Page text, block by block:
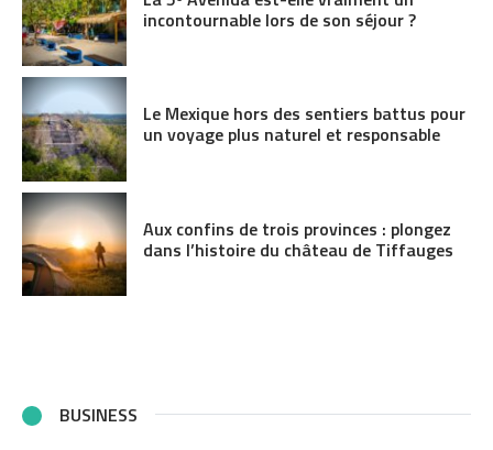
incontournable lors de son séjour ?
Le Mexique hors des sentiers battus pour
un voyage plus naturel et responsable
Aux confins de trois provinces : plongez
dans l’histoire du château de Tiffauges
BUSINESS